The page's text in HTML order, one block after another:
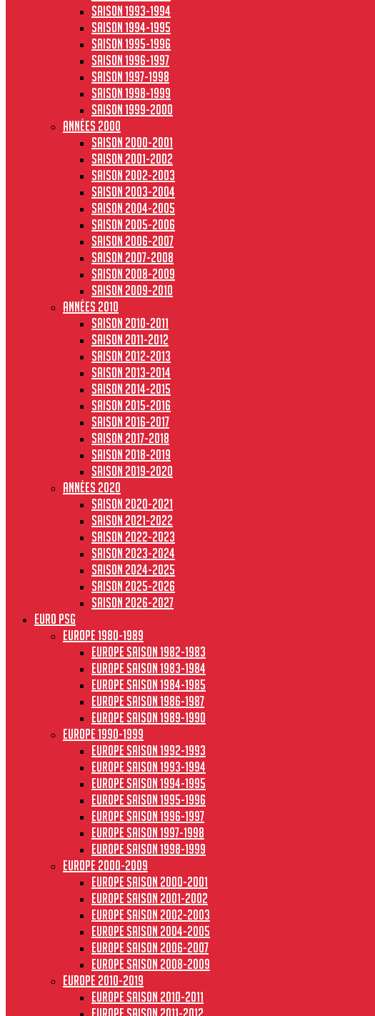
Saison 1993-1994
Saison 1994-1995
Saison 1995-1996
Saison 1996-1997
Saison 1997-1998
Saison 1998-1999
Saison 1999-2000
Années 2000
Saison 2000-2001
Saison 2001-2002
Saison 2002-2003
Saison 2003-2004
Saison 2004-2005
Saison 2005-2006
Saison 2006-2007
Saison 2007-2008
Saison 2008-2009
Saison 2009-2010
Années 2010
Saison 2010-2011
Saison 2011-2012
Saison 2012-2013
Saison 2013-2014
Saison 2014-2015
Saison 2015-2016
Saison 2016-2017
Saison 2017-2018
Saison 2018-2019
Saison 2019-2020
Années 2020
Saison 2020-2021
Saison 2021-2022
Saison 2022-2023
Saison 2023-2024
Saison 2024-2025
Saison 2025-2026
Saison 2026-2027
Euro PSG
Europe 1980-1989
Europe saison 1982-1983
Europe Saison 1983-1984
Europe saison 1984-1985
Europe saison 1986-1987
Europe saison 1989-1990
Europe 1990-1999
Europe saison 1992-1993
Europe saison 1993-1994
Europe saison 1994-1995
Europe saison 1995-1996
Europe saison 1996-1997
Europe Saison 1997-1998
Europe saison 1998-1999
Europe 2000-2009
Europe saison 2000-2001
Europe saison 2001-2002
Europe saison 2002-2003
Europe saison 2004-2005
Europe saison 2006-2007
Europe saison 2008-2009
Europe 2010-2019
Europe saison 2010-2011